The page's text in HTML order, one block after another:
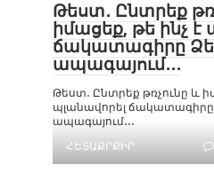
Թեստ․ Ընտրեք
իմացեք, թե ինչ է
ճակատագիրը
ապագայում․․․
Թեստ․ Ընտրեք թռչունը և
պլանավորել
ապագայում․․․
ՀԵՏԱՔՐՔԻՐ